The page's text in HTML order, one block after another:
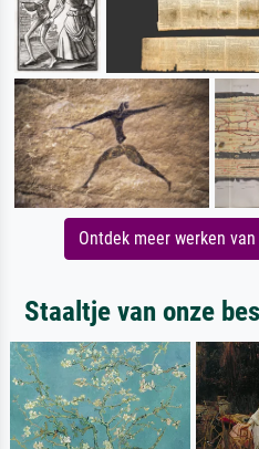
Ontdek meer werken
Staaltje van onze